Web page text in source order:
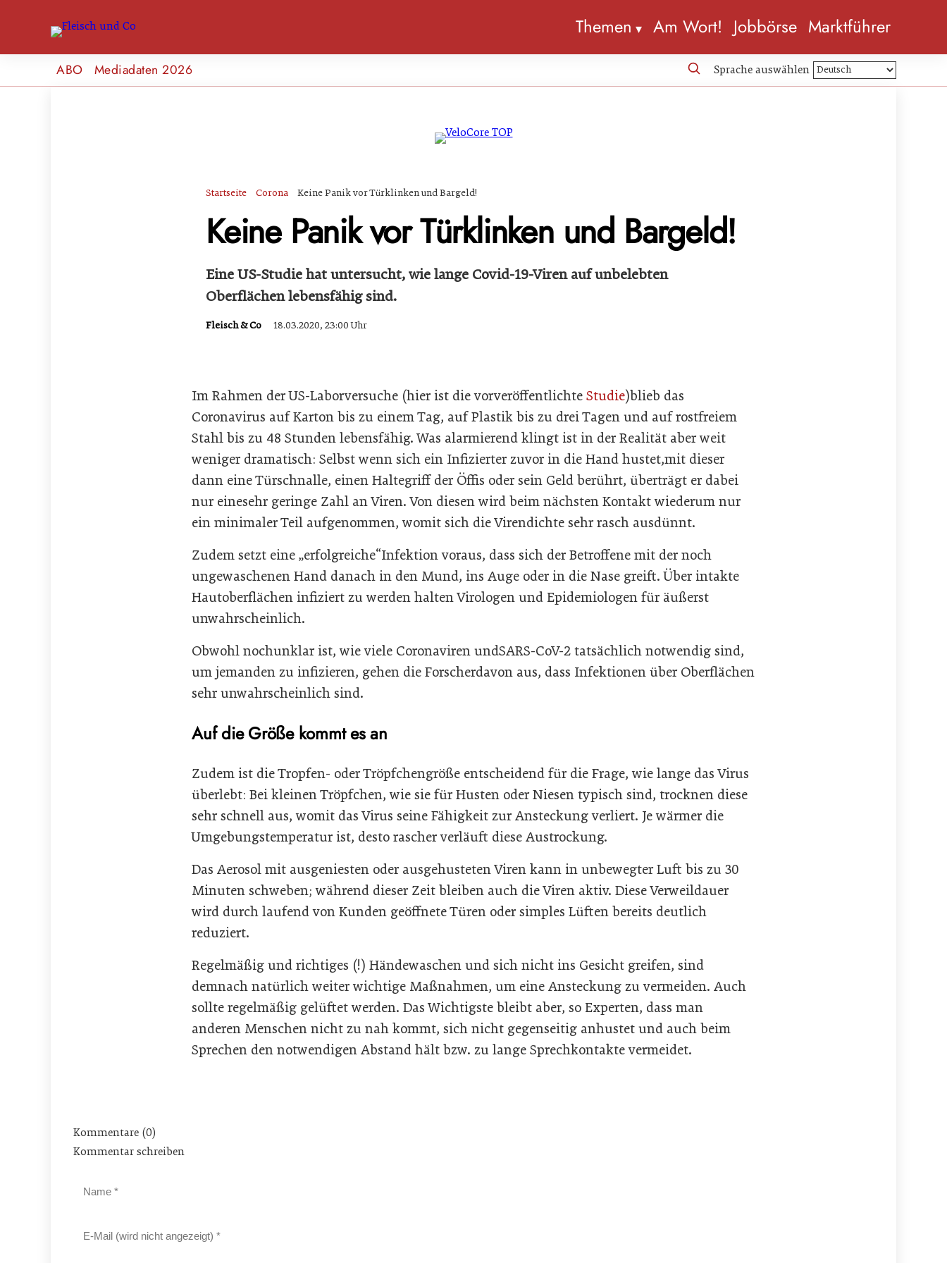
Themen Am Wort! Jobbörse Marktführer
ABO Mediadaten 2026 Sprache auswählen
Startseite Corona Keine Panik vor Türklinken und Bargeld!
Keine Panik vor Türklinken und Bargeld!
Eine US-Studie hat untersucht, wie lange Covid-19-Viren auf unbelebten
Oberflächen lebensfähig sind.
Fleisch & Co 18.03.2020, 23:00 Uhr
Im Rahmen der US-Laborversuche (hier ist die vorveröffentlichte Studie)blieb das
Coronavirus auf Karton bis zu einem Tag, auf Plastik bis zu drei Tagen und auf rostfreiem
Stahl bis zu 48 Stunden lebensfähig. Was alarmierend klingt ist in der Realität aber weit
weniger dramatisch: Selbst wenn sich ein Infizierter zuvor in die Hand hustet,mit dieser
dann eine Türschnalle, einen Haltegriff der Öffis oder sein Geld berührt, überträgt er dabei
nur einesehr geringe Zahl an Viren. Von diesen wird beim nächsten Kontakt wiederum nur
ein minimaler Teil aufgenommen, womit sich die Virendichte sehr rasch ausdünnt.
Zudem setzt eine „erfolgreiche“Infektion voraus, dass sich der Betroffene mit der noch
ungewaschenen Hand danach in den Mund, ins Auge oder in die Nase greift. Über intakte
Hautoberflächen infiziert zu werden halten Virologen und Epidemiologen für äußerst
unwahrscheinlich.
Obwohl nochunklar ist, wie viele Coronaviren undSARS-CoV-2 tatsächlich notwendig sind,
um jemanden zu infizieren, gehen die Forscherdavon aus, dass Infektionen über Oberflächen
sehr unwahrscheinlich sind.
Auf die Größe kommt es an
Zudem ist die Tropfen- oder Tröpfchengröße entscheidend für die Frage, wie lange das Virus
überlebt: Bei kleinen Tröpfchen, wie sie für Husten oder Niesen typisch sind, trocknen diese
sehr schnell aus, womit das Virus seine Fähigkeit zur Ansteckung verliert. Je wärmer die
Umgebungstemperatur ist, desto rascher verläuft diese Austrockung.
Das Aerosol mit ausgeniesten oder ausgehusteten Viren kann in unbewegter Luft bis zu 30
Minuten schweben; während dieser Zeit bleiben auch die Viren aktiv. Diese Verweildauer
wird durch laufend von Kunden geöffnete Türen oder simples Lüften bereits deutlich
reduziert.
Regelmäßig und richtiges (!) Händewaschen und sich nicht ins Gesicht greifen, sind
demnach natürlich weiter wichtige Maßnahmen, um eine Ansteckung zu vermeiden. Auch
sollte regelmäßig gelüftet werden. Das Wichtigste bleibt aber, so Experten, dass man
anderen Menschen nicht zu nah kommt, sich nicht gegenseitig anhustet und auch beim
Sprechen den notwendigen Abstand hält bzw. zu lange Sprechkontakte vermeidet.
Kommentare (0)
Kommentar schreiben